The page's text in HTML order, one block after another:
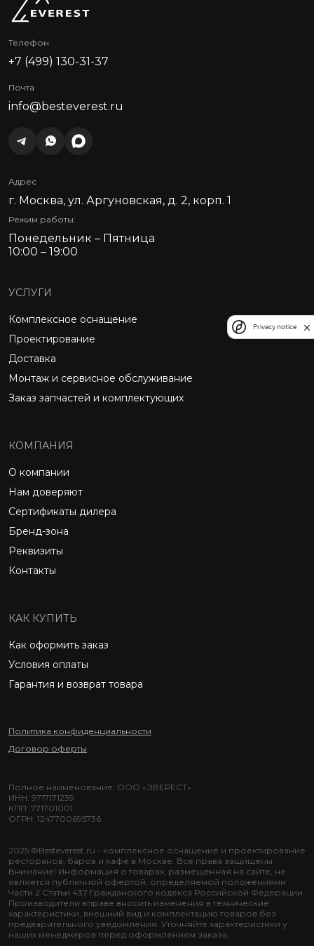
Телефон
+7 (499) 130-31-37
Почта
info@besteverest.ru
Адрес
г. Москва, ул. Аргуновская, д. 2, корп. 1
Режим работы:
Понедельник – Пятница
10:00 – 19:00
УСЛУГИ
Комплексное оснащение
Проектирование
Доставка
Монтаж и сервисное обслуживание
Заказ запчастей и комплектующих
КОМПАНИЯ
О компании
Нам доверяют
Сертификаты дилера
Бренд-зона
Реквизиты
Контакты
КАК КУПИТЬ
Как оформить заказ
Условия оплаты
Гарантия и возврат товара
Политика конфиденциальности
Договор оферты
2025 ©Besteverest.ru - комплексное оснащение и проектирование
ресторанов, баров и кафе в Москве. Все права защищены.
Внимание! Информация о товарах, размещенная на сайте, не
является публичной офертой, определяемой положениями
Части 2 Статьи 437 Гражданского кодекса Российской Федерации.
Производители вправе вносить изменения в технические
характеристики, внешний вид и комплектацию товаров без
предварительного уведомления. Уточняйте характеристики у
наших менеджеров перед оформлением заказа.
Полное наименование: ООО «ЭВЕРЕСТ»
ИНН: 9717171239
КПП: 771701001
ОГРН: 1247700695736
Privacy notice